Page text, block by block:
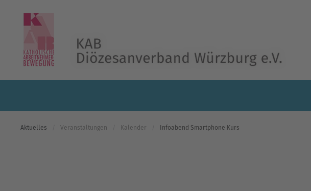
Skip to main content
Aktuelles Veranstaltungen Kalender Infoabend Smartphone Kurs